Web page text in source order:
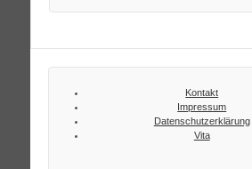
Kontakt
Impressum
Datenschutzerklärung
Vita